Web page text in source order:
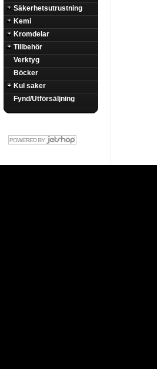
Säkerhetsutrustning
Kemi
Kromdelar
Tillbehör
Verktyg
Böcker
Kul saker
Fynd/Utförsäljning